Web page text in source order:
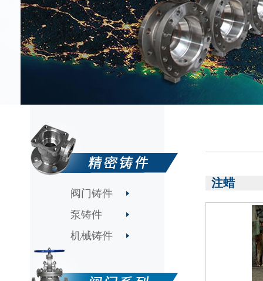
阀门铸件
泵铸件
机械铸件
注蜡